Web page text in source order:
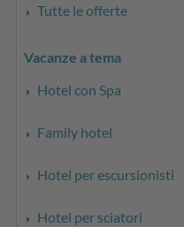
Tutte le offerte
Vacanze a tema
Hotel con Spa
Family hotel
Hotel per escursionisti
Hotel per sciatori